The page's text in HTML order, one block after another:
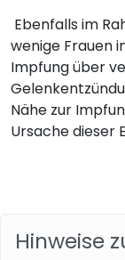
Ebenfalls im
wenige Frauen
Impfung über
Nähe zur
Ursache dieser
Hinweise